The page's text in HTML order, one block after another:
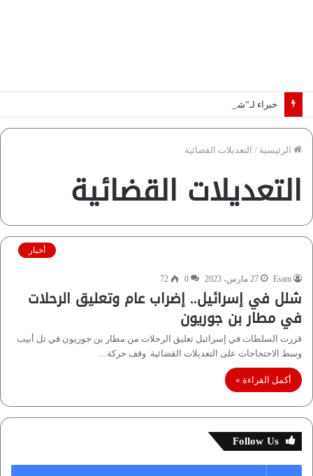
خبراء لـ”شبكة رؤية”: «اتفاق مكة» يغيّر قواعد اللعبة بالشرق الأوسط
الرئيسية / التعديلات القضائية
التعديلات القضائية
أخبار
Esam 27 مارس، 2023 0
72
شلل في إسرائيل.. إضراب عام وتعليق الرحلات
في مطار بن جوريون
قررت السلطات في إسرائيل تعليق الرحلات من مطار بن جوريون في تل أبيب
وسط الاحتجاجات على التعديلات القضائية. وقف حركة…
أكمل القراءة »
Follow Us